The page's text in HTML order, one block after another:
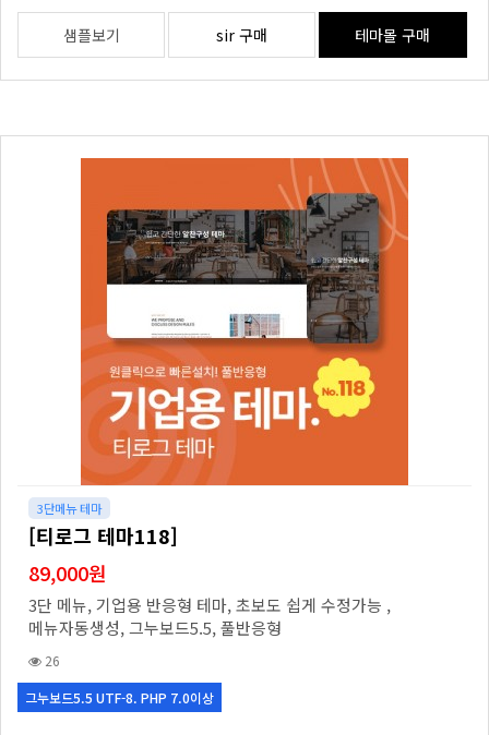
10.병원테마에 사용된 이미지는 실사용 하실 수 없습니다. (필
요시 티로그에 문의주세요tlogkr@naver.com)
다.
샘플보기 sir 구매 테마몰 구매
3단메뉴 테마
[티로그 테마118]
89,000원
3단 메뉴, 기업용 반응형 테마, 초보도 쉽게 수정가능 ,
메뉴자동생성, 그누보드5.5, 풀반응형
26
그누보드5.5 UTF-8. PHP 7.0이상